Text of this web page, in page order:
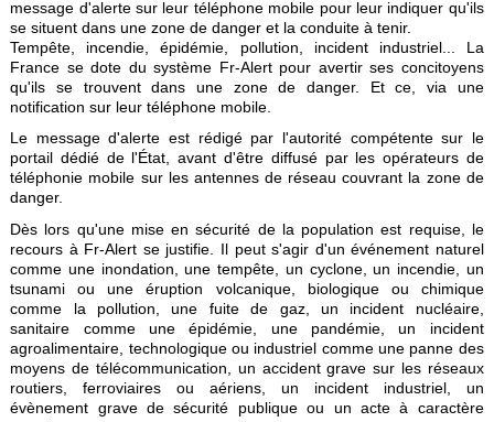
message d'alerte sur leur téléphone mobile pour leur indiquer qu'ils
se situent dans une zone de danger et la conduite à tenir.
Tempête, incendie, épidémie, pollution, incident industriel... La
France se dote du système Fr-Alert pour avertir ses concitoyens
qu'ils se trouvent dans une zone de danger. Et ce, via une
notification sur leur téléphone mobile.
Le message d'alerte est rédigé par l'autorité compétente sur le
portail dédié de l'État, avant d'être diffusé par les opérateurs de
téléphonie mobile sur les antennes de réseau couvrant la zone de
danger.
Dès lors qu'une mise en sécurité de la population est requise, le
recours à Fr-Alert se justifie. Il peut s'agir d'un événement naturel
comme une inondation, une tempête, un cyclone, un incendie, un
tsunami ou une éruption volcanique, biologique ou chimique
comme la pollution, une fuite de gaz, un incident nucléaire,
sanitaire comme une épidémie, une pandémie, un incident
agroalimentaire, technologique ou industriel comme une panne des
moyens de télécommunication, un accident grave sur les réseaux
routiers, ferroviaires ou aériens, un incident industriel, un
évènement grave de sécurité publique ou un acte à caractère